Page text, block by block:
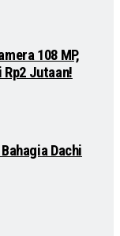
108 MP,
Rp2 Jutaan!
Dachi